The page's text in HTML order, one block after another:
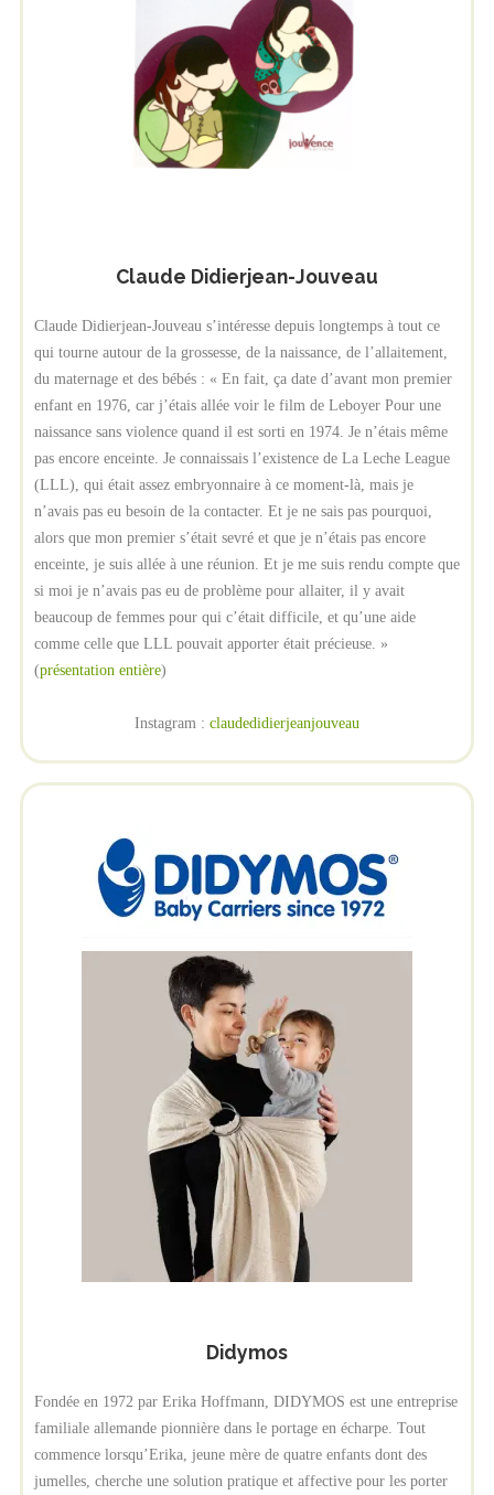
Claude Didierjean-Jouveau
Claude Didierjean-Jouveau s’intéresse depuis longtemps à tout ce
qui tourne autour de la grossesse, de la naissance, de l’allaitement,
du maternage et des bébés : « En fait, ça date d’avant mon premier
enfant en 1976, car j’étais allée voir le film de Leboyer Pour une
naissance sans violence quand il est sorti en 1974. Je n’étais même
pas encore enceinte. Je connaissais l’existence de La Leche League
(LLL), qui était assez embryonnaire à ce moment-là, mais je
n’avais pas eu besoin de la contacter. Et je ne sais pas pourquoi,
alors que mon premier s’était sevré et que je n’étais pas encore
enceinte, je suis allée à une réunion. Et je me suis rendu compte que
si moi je n’avais pas eu de problème pour allaiter, il y avait
beaucoup de femmes pour qui c’était difficile, et qu’une aide
comme celle que LLL pouvait apporter était précieuse. »
(présentation entière)
Instagram : claudedidierjeanjouveau
Didymos
Fondée en 1972 par Erika Hoffmann, DIDYMOS est une entreprise
familiale allemande pionnière dans le portage en écharpe. Tout
commence lorsqu’Erika, jeune mère de quatre enfants dont des
jumelles, cherche une solution pratique et affective pour les porter